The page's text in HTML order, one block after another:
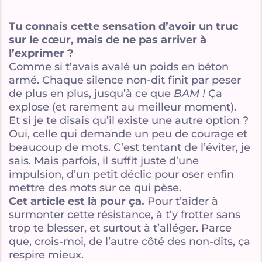
Tu connais cette sensation d’avoir un truc
sur le cœur, mais de ne pas arriver à
l’exprimer ?
Comme si t’avais avalé un poids en béton
armé. Chaque silence non-dit finit par peser
de plus en plus, jusqu’à ce que BAM ! Ça
explose (et rarement au meilleur moment).
Et si je te disais qu’il existe une autre option ?
Oui, celle qui demande un peu de courage et
beaucoup de mots. C’est tentant de l’éviter, je
sais. Mais parfois, il suffit juste d’une
impulsion, d’un petit déclic pour oser enfin
mettre des mots sur ce qui pèse.
Cet article est là pour ça. Pour t’aider à
surmonter cette résistance, à t’y frotter sans
trop te blesser, et surtout à t’alléger. Parce
que, crois-moi, de l’autre côté des non-dits, ça
respire mieux.